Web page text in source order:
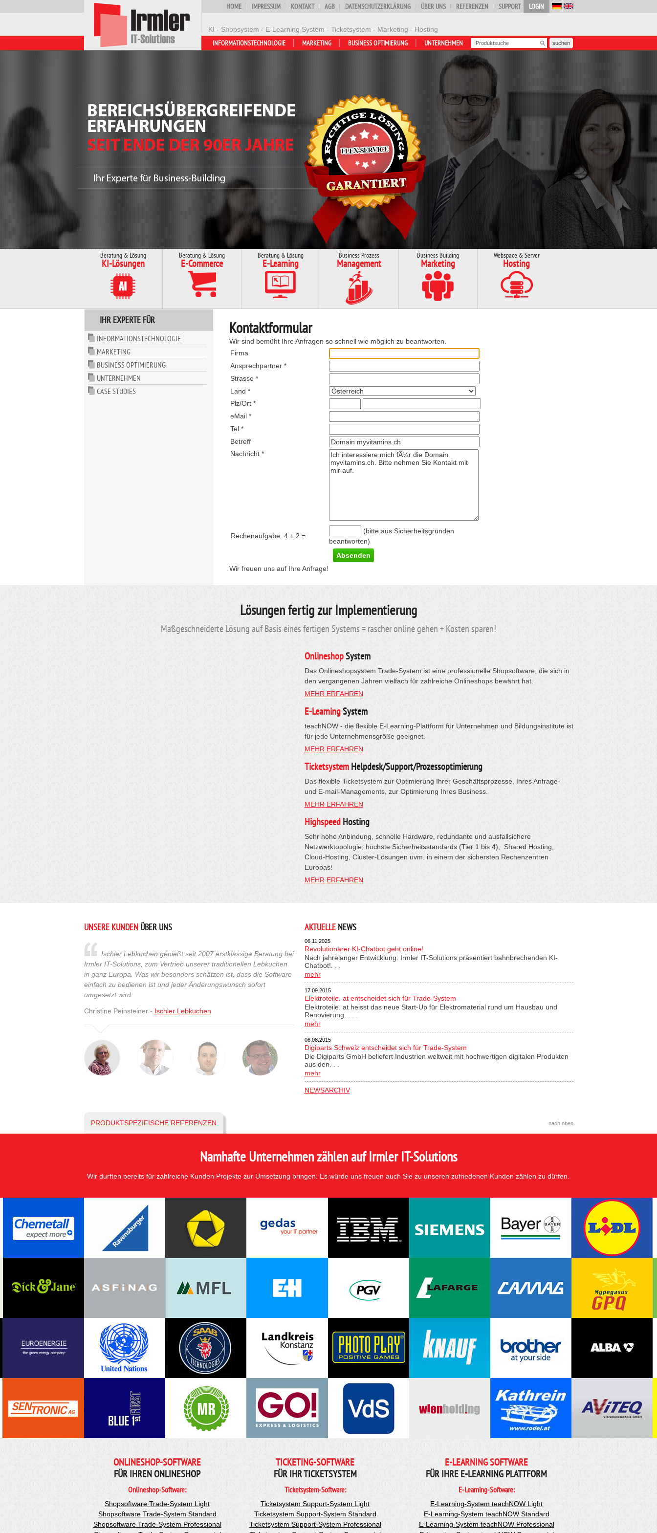
KI - Shopsystem - E-Learning System - Ticketsystem - Marketing - Hosting
LOGIN
HOME IMPRESSUM KONTAKT AGB DATENSCHUTZERKLÄRUNG ÜBER UNS REFERENZEN SUPPORT
UNTERNEHMEN
BUSINESS OPTIMIERUNG
MARKETING
INFORMATIONSTECHNOLOGIE
Beratung & Lösung
KI-Lösungen
Beratung & Lösung
E-Commerce
Beratung & Lösung
E-Learning
Business Prozess
Management
Business Building
Marketing
Webspace & Server
Hosting
IHR EXPERTE FÜR
INFORMATIONSTECHNOLOGIE
MARKETING
BUSINESS OPTIMIERUNG
UNTERNEHMEN
CASE STUDIES
Kontaktformular
Wir sind bemüht Ihre Anfragen so schnell wie möglich zu beantworten.
Firma
Ansprechpartner *
Strasse *
Land *
Plz/Ort *
eMail *
Tel *
Betreff
Nachricht *
Rechenaufgabe: 4 + 2 =
(bitte aus Sicherheitsgründen
beantworten)
Wir freuen uns auf Ihre Anfrage!
Lösungen fertig zur Implementierung
Maßgeschneiderte Lösung auf Basis eines fertigen Systems = rascher online gehen + Kosten sparen!
OnlineshopSystem
Das Onlineshopsystem Trade-System ist eine professionelle Shopsoftware, die sich in
den vergangenen Jahren vielfach für zahlreiche Onlineshops bewährt hat.
MEHR ERFAHREN
E-LearningSystem
teachNOW - die flexible E-Learning-Plattform für Unternehmen und Bildungsinstitute ist
für jede Unternehmensgröße geeignet.
MEHR ERFAHREN
TicketsystemHelpdesk/Support/Prozessoptimierung
Das flexible Ticketsystem zur Optimierung Ihrer Geschäftsprozesse, Ihres Anfrage-
und E-mail-Managements, zur Optimierung Ihres Business.
MEHR ERFAHREN
HighspeedHosting
Sehr hohe Anbindung, schnelle Hardware, redundante und ausfallsichere
Netzwerktopologie, höchste Sicherheitsstandards (Tier 1 bis 4), Shared Hosting,
Cloud-Hosting, Cluster-Lösungen uvm. in einem der sichersten Rechenzentren
Europas!
MEHR ERFAHREN
UNSERE KUNDENÜBER UNS
Ischler Lebkuchen genießt seit 2007 erstklassige Beratung bei
Irmler IT-Solutions, zum Vertrieb unserer traditionellen Lebkuchen
in ganz Europa. Was wir besonders schätzen ist, dass die Software
einfach zu bedienen ist und jeder Änderungswunsch sofort
umgesetzt wird.
Christine Peinsteiner - Ischler Lebkuchen
AKTUELLENEWS
06.11.2025
Revolutionärer KI-Chatbot geht online!
Nach jahrelanger Entwicklung: Irmler IT-Solutions präsentiert bahnbrechenden KI-
Chatbot!. . .
mehr
17.09.2015
Elektroteile. at entscheidet sich für Trade-System
Elektroteile. at heisst das neue Start-Up für Elektromaterial rund um Hausbau und
Renovierung. . . .
mehr
06.08.2015
Digiparts Schweiz entscheidet sich für Trade-System
Die Digiparts GmbH beliefert Industrien weltweit mit hochwertigen digitalen Produkten
aus den. . .
mehr
NEWSARCHIV
PRODUKTSPEZIFISCHE REFERENZEN nach oben
Namhafte Unternehmen zählen auf Irmler IT-Solutions
Wir durften bereits für zahlreiche Kunden Projekte zur Umsetzung bringen. Es würde uns freuen auch Sie zu unseren zufriedenen Kunden zählen zu dürfen.
ONLINESHOP-SOFTWARE
FÜR IHREN ONLINESHOP
Onlineshop-Software:
Shopsoftware Trade-System Light
Shopsoftware Trade-System Standard
Shopsoftware Trade-System Professional
TICKETING-SOFTWARE
FÜR IHR TICKETSYSTEM
Ticketsystem-Software:
Ticketsystem Support-System Light
Ticketsystem Support-System Standard
Ticketsystem Support-System Professional
E-LEARNING SOFTWARE
FÜR IHRE E-LEARNING PLATTFORM
E-Learning-Software:
E-Learning-System teachNOW Light
E-Learning-System teachNOW Standard
E-Learning-System teachNOW Professional